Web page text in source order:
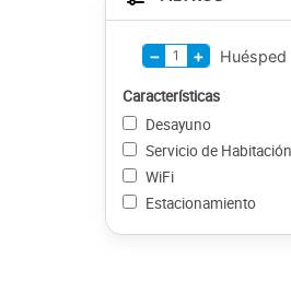
− 1 + Huésped
Características
Desayuno
Servicio de Habitación
WiFi
Estacionamiento